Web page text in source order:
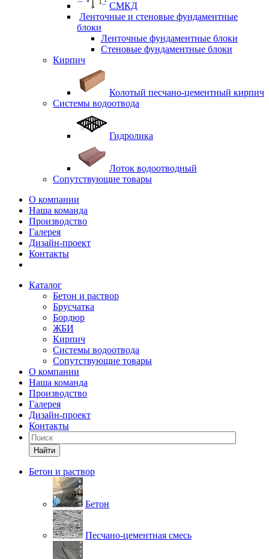
СМКД
Ленточные и стеновые фундаментные
блоки
Ленточные фундаментные блоки
Стеновые фундаментные блоки
Кирпич
Колотый песчано-цементный кирпич
Системы водоотвода
Гидролика
Лоток водоотводный
Сопутствующие товары
О компании
Наша команда
Производство
Галерея
Дизайн-проект
Контакты
Каталог
Бетон и раствор
Брусчатка
Бордюр
ЖБИ
Кирпич
Системы водоотвода
Сопутствующие товары
О компании
Наша команда
Производство
Галерея
Дизайн-проект
Контакты
Найти
Бетон и раствор
Бетон
Песчано-цементная смесь